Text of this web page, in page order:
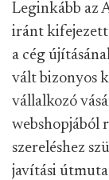
Leginkább az
iránt
a cég
vált bizonyos
vállalkozó
webshopjából
szereléshez
javítási